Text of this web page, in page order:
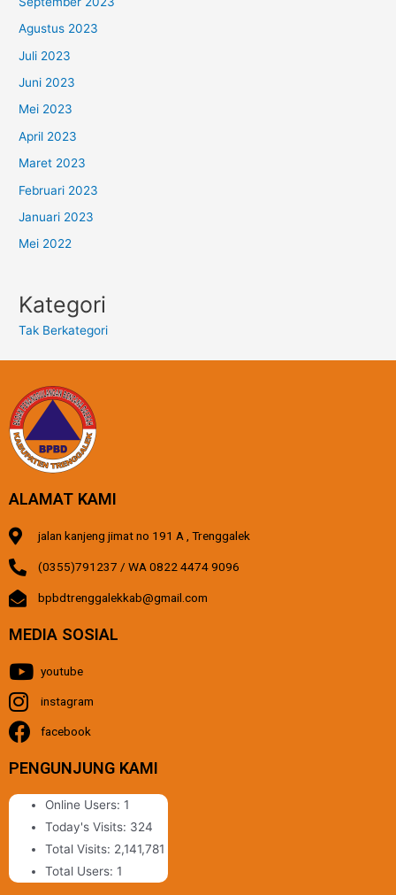
Agustus 2023
Juli 2023
Juni 2023
Mei 2023
April 2023
Maret 2023
Februari 2023
Januari 2023
Mei 2022
Kategori
Tak Berkategori
ALAMAT KAMI
jalan kanjeng jimat no 191 A , Trenggalek
(0355)791237 / WA 0822 4474 9096
bpbdtrenggalekkab@gmail.com
MEDIA SOSIAL
youtube
instagram
facebook
PENGUNJUNG KAMI
Online Users:1
Today's Visits: 324
Total Visits: 2,141,781
Total Users:1